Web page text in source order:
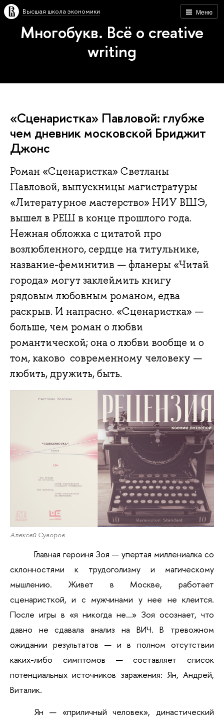
Меню
Высшая школа экономики
Многобукв. Всё о creative
writing
«Сценаристка» Павловой: глубже
чем дневник московской Бриджит
Джонс
Роман «Сценаристка» Светланы
Павловой, выпускницы магистратуры
«Литературное мастерство» НИУ ВШЭ,
вышел в РЕШ в конце прошлого года.
Нежная обложка с цитатой про
возлюбленного, сердце на титульнике,
название-феминитив — фланеры «Читай
города» могут заклеймить книгу
рядовым любовным романом, едва
раскрыв. И напрасно. «Сценаристка» —
больше, чем роман о любви
романтической; она о любви вообще и о
том, каково современному человеку —
любить, дружить, быть.
Алексей Суворов
Главная героиня Зоя — упертая миллениалка со
склонностями к трудоголизму и магическому
мышлению. Живет в Москве, работает
сценаристкой, и с мужчинами у нее не клеится.
После игры в «я никогда не…» Зоя осознает, что
давно не сдавала анализ на ВИЧ. В тревожном
ожидании результатов — и в полном отсутствии
каких-либо симптомов — составляет список
потенциальных источников заражения: Ян, Андрей,
Виталик.
Ян — «приличный человек», династический